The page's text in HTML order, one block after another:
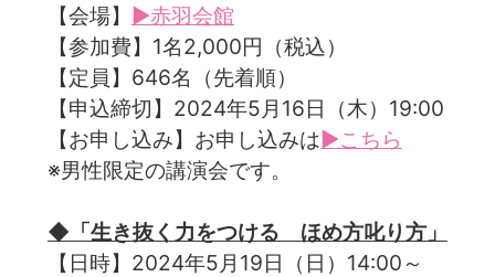
【会場】 ▶赤羽会館
【参加費】1名2,000円（税込）
【定員】646名（先着順）
【申込締切】2024年5月16日（木）19:00
【お申し込み】お申し込みは▶こちら
※男性限定の講演会です。
◆「生き抜く力をつける ほめ方叱り方」
【日時】2024年5月19日（日）14:00～